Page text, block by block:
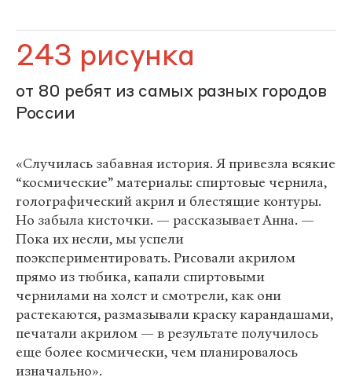
243 рисунка
от 80 ребят из самых разных городов
России
«Случилась забавная история. Я привезла всякие
“космические” материалы: спиртовые чернила,
голографический акрил и блестящие контуры.
Но забыла кисточки. — рассказывает Анна. —
Пока их несли, мы успели
поэкспериментировать. Рисовали акрилом
прямо из тюбика, капали спиртовыми
чернилами на холст и смотрели, как они
растекаются, размазывали краску карандашами,
печатали акрилом — в результате получилось
еще более космически, чем планировалось
изначально».